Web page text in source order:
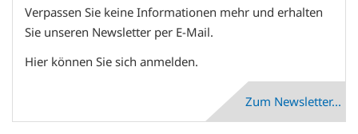
Verpassen Sie keine Informationen mehr und erhalten
Sie unseren Newsletter per E-Mail.
Hier können Sie sich anmelden.
Zum Newsletter...